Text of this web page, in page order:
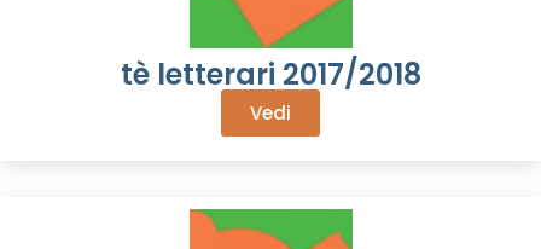
tè letterari 2017/2018
Vedi